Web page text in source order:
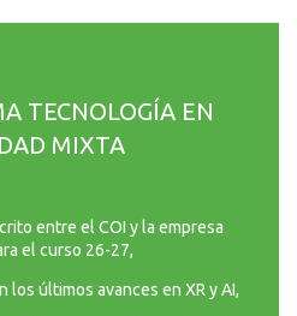
TECNOLOGÍA EN
MIXTA
entre el COI y la empresa
el curso 26-27,
los últimos avances en XR y AI,